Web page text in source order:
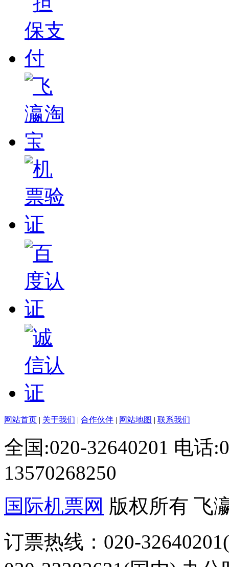
网站首页 | 关于我们 | 合作伙伴 | 网站地图 | 联系我们
全国:020-32640201 电话
13570268250
国际机票网 版权所有 飞
订票热线：020-